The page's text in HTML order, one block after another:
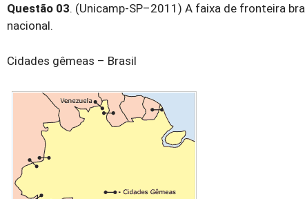
Questão 03. (Unicamp-SP–2011) A faixa de fronteira
nacional.
Cidades gêmeas – Brasil